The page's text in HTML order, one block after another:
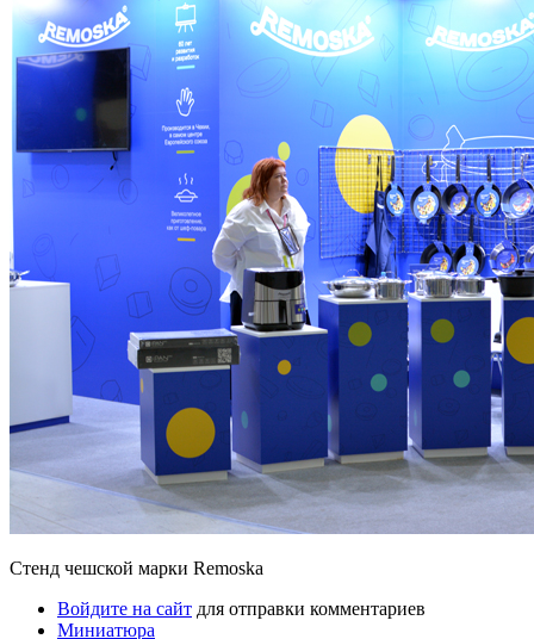
Стенд чешской марки Remoska
Войдите на сайт для отправки комментариев
Миниатюра